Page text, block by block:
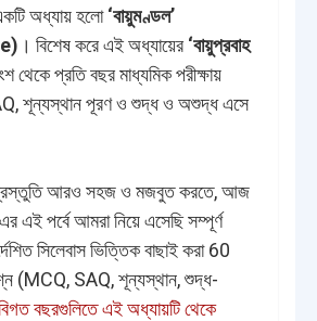
অধ্যায় হলো‘বায়ুমণ্ডল’
। বিশেষ করে এই অধ্যায়ের ‘বায়ুপ্রবাহ
থেকে প্রতি বছর মাধ্যমিক পরীক্ষায়
শূন্যস্থান পূরণ ও শুদ্ধ ও অশুদ্ধ এসে
প্রস্তুতি আরও সহজ ও মজবুত করতে, আজ
এই পর্বে আমরা নিয়ে এসেছি সম্পূর্ণ
সিলেবাস ভিত্তিক বাছাই করা 60
(MCQ, SAQ, শূন্যস্থান, শুদ্ধ-
বছরগুলিতে এই অধ্যায়টি থেকে